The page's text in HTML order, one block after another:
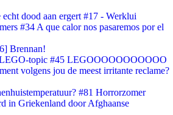
dood aan ergert #17 - Werklui
#34 A que calor nos pasaremos por el
Brennan!
topic #45 LEGOOOOOOOOOOO
volgens jou de meest irritante reclame?
#81 Horrorzomer
in Griekenland door Afghaanse